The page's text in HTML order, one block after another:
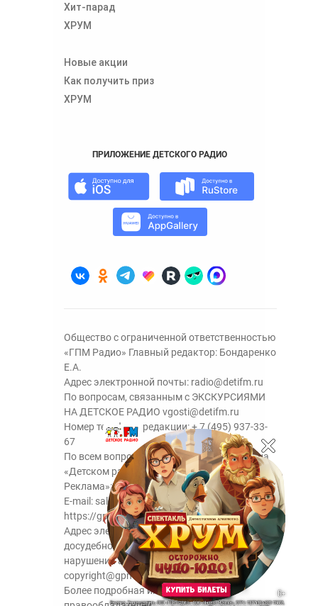
Хит-парад
ХРУМ
Новые акции
Как получить приз
ХРУМ
ПРИЛОЖЕНИЕ ДЕТСКОГО РАДИО
Общество с ограниченной ответственностью
«ГПМ Радио» Главный редактор: Бондаренко
Е.А.
Адрес электронной почты: radio@detifm.ru
По вопросам, связанным с ЭКСКУРСИЯМИ
НА ДЕТСКОЕ РАДИО vgosti@detifm.ru
Номер телефона редакции:+ 7 (495) 937-33-
67
По всем вопросам размещения рекламы на
«Детском радио» - сейлз-хаус «ГПМ
Реклама»:+7 (495) 921-40-41
E-mail: sales@gazprom-media.ru
https://gpmsaleshouse.ru/
Адрес электронной почты для отправления
досудебной претензии по вопросам
нарушения авторских и смежных прав:
copyright@gpmradio.ru
Более подробная информация для